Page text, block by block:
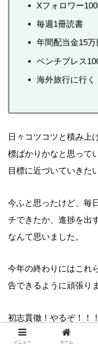
Xフォロワー
毎週1冊読書
年間配当金15万
ベンチプレス
海外旅行に行く
日々コツコツと積み上
標ばかりかなと思って
目標に近づいていきた
今ふと思ったけど、毎
チできたか、進捗を出
なんて思いました。
今年の終わりにはこれ
告できるように頑張り
初志貫徹！やるぞ！！！
メニュー ホーム